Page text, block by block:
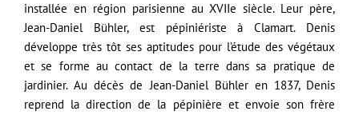
installée en région parisienne au XVIIe siècle. Leur père,
Jean-Daniel Bühler, est pépiniériste à Clamart. Denis
développe très tôt ses aptitudes pour l’étude des végétaux
et se forme au contact de la terre dans sa pratique de
jardinier. Au décès de Jean-Daniel Bühler en 1837, Denis
reprend la direction de la pépinière et envoie son frère